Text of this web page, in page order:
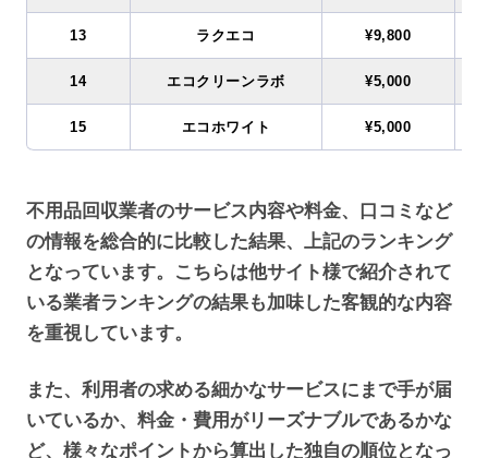
13 ラクエコ ¥9,800
14 エコクリーンラボ ¥5,000
15 エコホワイト ¥5,000
不用品回収業者のサービス内容や料金、口コミなど
の情報を総合的に比較した結果、上記のランキング
となっています。こちらは他サイト様で紹介されて
いる業者ランキングの結果も加味した客観的な内容
を重視しています。
また、利用者の求める細かなサービスにまで手が届
いているか、料金・費用がリーズナブルであるかな
ど、様々なポイントから算出した独自の順位となっ